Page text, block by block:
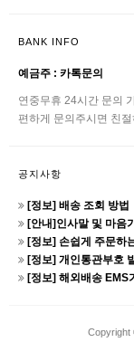
BANK INFO
예금주 : 카톡문의
연중무휴 24시간 문의
편하게 문의주시면 친
공지사항
[정보] 배송 조회 방법
[안내]인사말 및 마음
[정보] 손쉽게 주문하
[정보] 개인통관부호
[정보] 해외배송 EMS
Copyright